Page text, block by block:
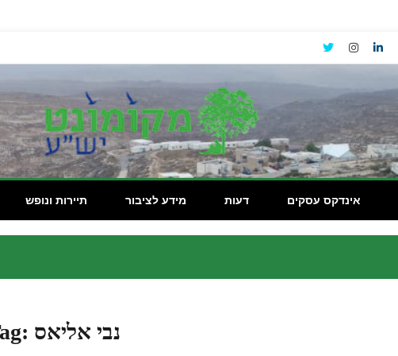
תיירות ונופש מידע לציבור דעות אינדקס עסקים
נבי אליאס